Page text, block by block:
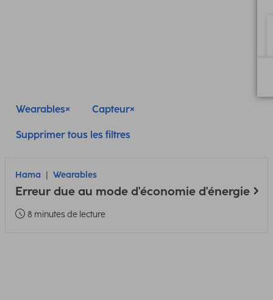
Wearables Capteur
Supprimer tous les filtres
Hama Wearables
Erreur due au mode d'économie d'énergie
8 minutes de lecture